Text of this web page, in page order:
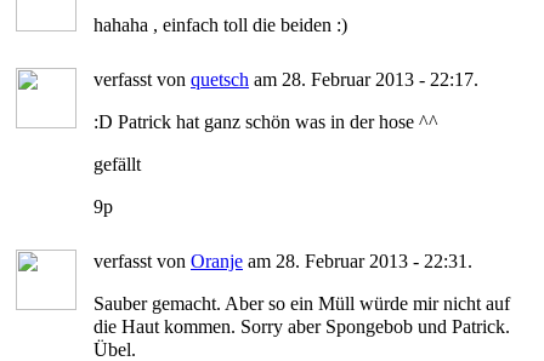
hahaha , einfach toll die beiden :)
verfasst von quetsch am 28. Februar 2013 - 22:17.
:D Patrick hat ganz schön was in der hose ^^
gefällt
9p
verfasst von Oranje am 28. Februar 2013 - 22:31.
Sauber gemacht. Aber so ein Müll würde mir nicht auf
die Haut kommen. Sorry aber Spongebob und Patrick.
Übel.